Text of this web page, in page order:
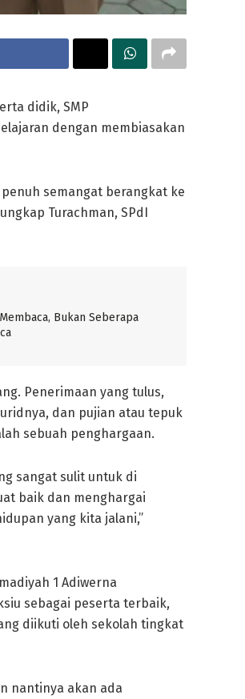
didik, SMP
dengan membiasakan
semangat berangkat ke
Turachman, SPdI
Bukan Seberapa
Penerimaan yang tulus,
dan pujian atau tepuk
sebuah penghargaan.
sangat sulit untuk di
baik dan menghargai
yang kita jalani,”
1 Adiwerna
sebagai peserta terbaik,
diikuti oleh sekolah tingkat
nantinya akan ada